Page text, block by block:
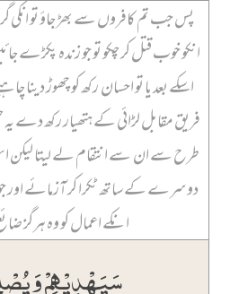
پس جب تم کافروں سے بھڑ جاؤ تو
انکو خوب قتل کر چکو تو جو زندہ پکڑے
اسکے بعد یا تو احسان رکھ کو چھوڑ دینا
فریق مقابل لڑائی کے ہتھیار رکھ دے یہ
طرح سے ان سے انتقام لے لیتا لیکن
دوسرے کے ساتھ ٹکرا کر آزمائے اور
انکے اعمال کو وہ ہرگز
سَیَہۡدِیۡہِمۡ وَ یُصۡلِحُ